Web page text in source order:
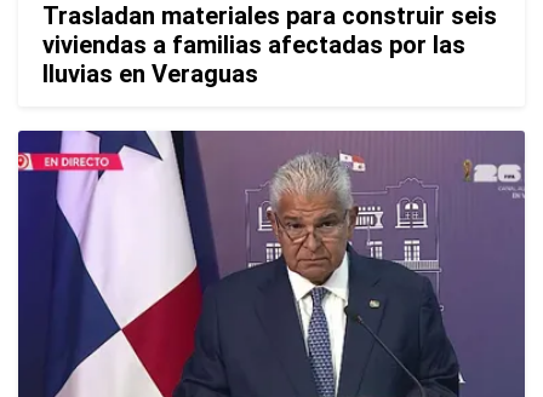
Trasladan materiales para construir seis
viviendas a familias afectadas por las
lluvias en Veraguas